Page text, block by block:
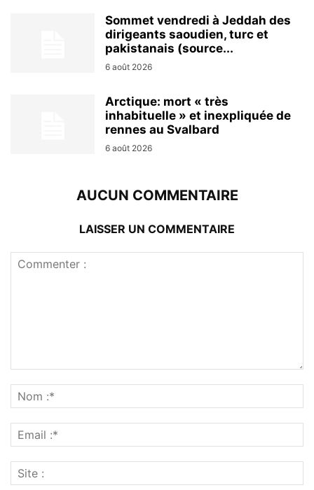
Sommet vendredi à Jeddah des
dirigeants saoudien, turc et
pakistanais (source...
6 août 2026
Arctique: mort « très
inhabituelle » et inexpliquée de
rennes au Svalbard
6 août 2026
AUCUN COMMENTAIRE
LAISSER UN COMMENTAIRE